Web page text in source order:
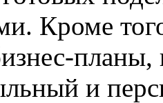
Кроме
планы,
и